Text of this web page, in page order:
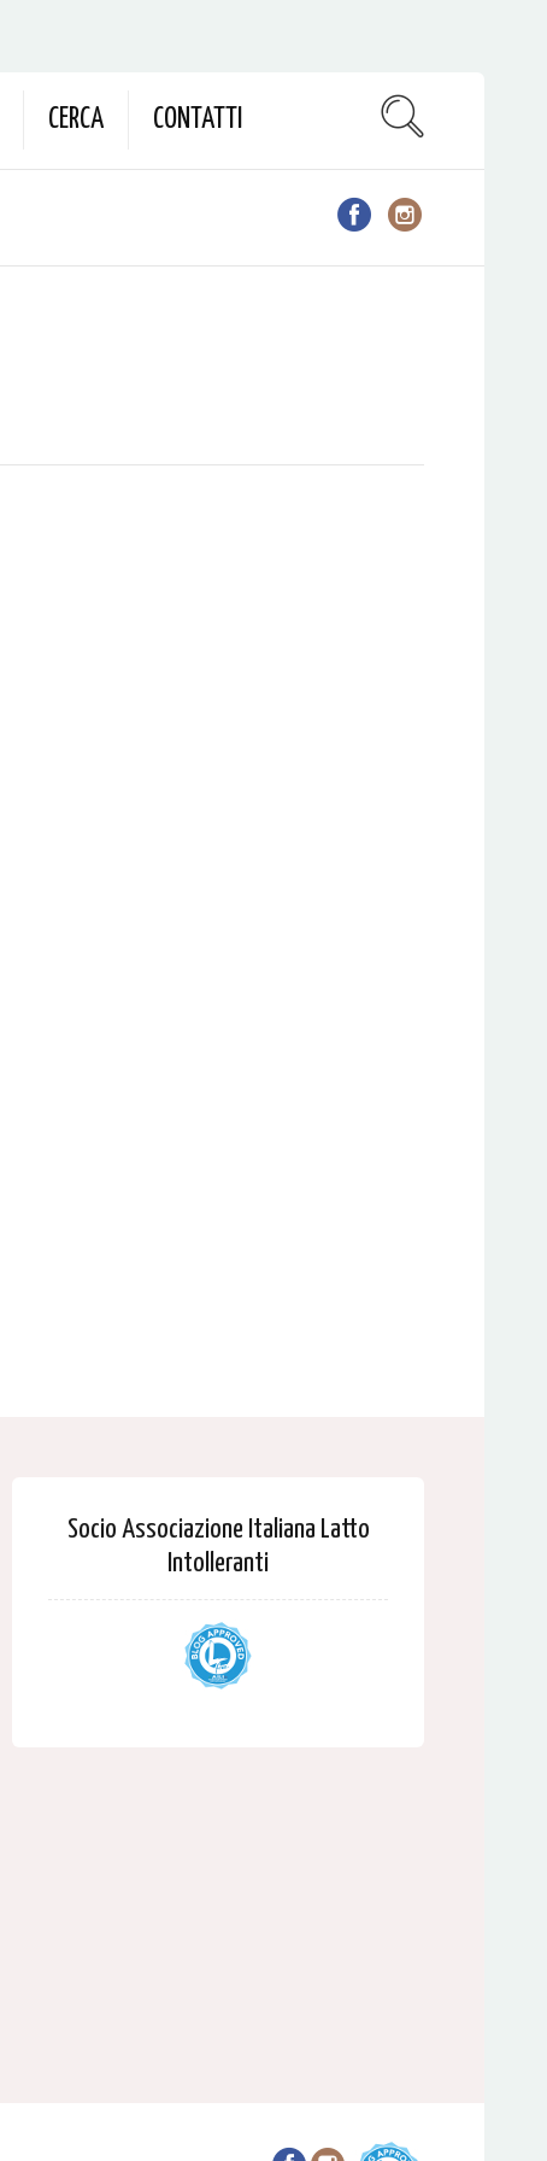
CERCA CONTATTI
Socio Associazione Italiana Latto
Intolleranti